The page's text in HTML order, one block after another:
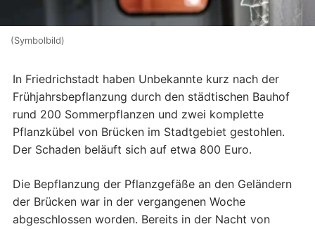
(Symbolbild)
In Friedrichstadt haben Unbekannte kurz nach der
Frühjahrsbepflanzung durch den städtischen Bauhof
rund 200 Sommerpflanzen und zwei komplette
Pflanzkübel von Brücken im Stadtgebiet gestohlen.
Der Schaden beläuft sich auf etwa 800 Euro.
Die Bepflanzung der Pflanzgefäße an den Geländern
der Brücken war in der vergangenen Woche
abgeschlossen worden. Bereits in der Nacht von